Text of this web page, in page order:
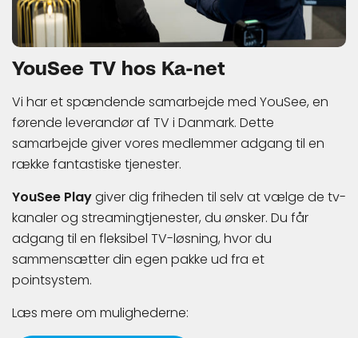
YouSee TV hos Ka-net
Vi har et spændende samarbejde med YouSee, en
førende leverandør af TV i Danmark. Dette
samarbejde giver vores medlemmer adgang til en
række fantastiske tjenester.
YouSee Playgiver dig friheden til selv at vælge de tv-
kanaler og streamingtjenester, du ønsker. Du får
adgang til en fleksibel TV-løsning, hvor du
sammensætter din egen pakke ud fra et
pointsystem.
Læs mere om mulighederne: